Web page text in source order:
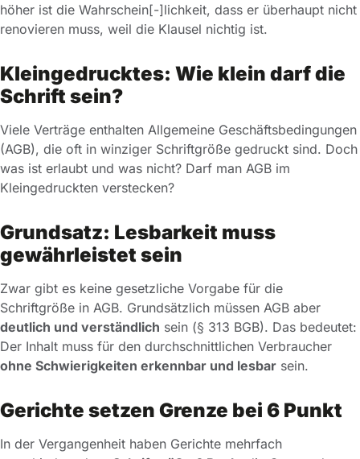
höher ist die Wahrschein[-]lichkeit, dass er überhaupt nicht
renovieren muss, weil die Klausel nichtig ist.
Kleingedrucktes: Wie klein darf die
Schrift sein?
Viele Verträge enthalten Allgemeine Geschäftsbedingungen
(AGB), die oft in winziger Schriftgröße gedruckt sind. Doch
was ist erlaubt und was nicht? Darf man AGB im
Kleingedruckten verstecken?
Grundsatz: Lesbarkeit muss
gewährleistet sein
Zwar gibt es keine gesetzliche Vorgabe für die
Schriftgröße in AGB. Grundsätzlich müssen AGB aber
deutlich und verständlich sein (§ 313 BGB). Das bedeutet:
Der Inhalt muss für den durchschnittlichen Verbraucher
ohne Schwierigkeiten erkennbar und lesbar sein.
Gerichte setzen Grenze bei 6 Punkt
In der Vergangenheit haben Gerichte mehrfach